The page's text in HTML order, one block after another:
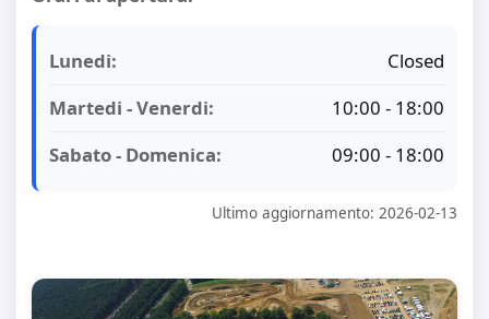
Lunedi:
Closed
Martedi - Venerdi:
10:00 - 18:00
Sabato - Domenica:
09:00 - 18:00
Ultimo aggiornamento: 2026-02-13